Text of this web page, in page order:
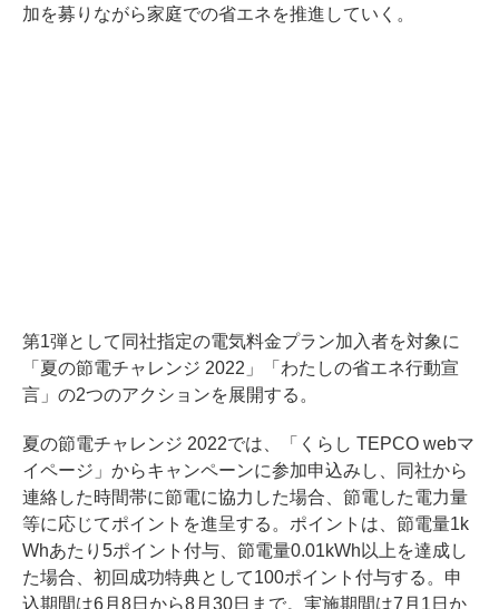
加を募りながら家庭での省エネを推進していく。
第1弾として同社指定の電気料金プラン加入者を対象に
「夏の節電チャレンジ 2022」「わたしの省エネ行動宣
言」の2つのアクションを展開する。
夏の節電チャレンジ 2022では、「くらし TEPCO webマ
イページ」からキャンペーンに参加申込みし、同社から
連絡した時間帯に節電に協力した場合、節電した電力量
等に応じてポイントを進呈する。ポイントは、節電量1k
Whあたり5ポイント付与、節電量0.01kWh以上を達成し
た場合、初回成功特典として100ポイント付与する。申
込期間は6月8日から8月30日まで。実施期間は7月1日か